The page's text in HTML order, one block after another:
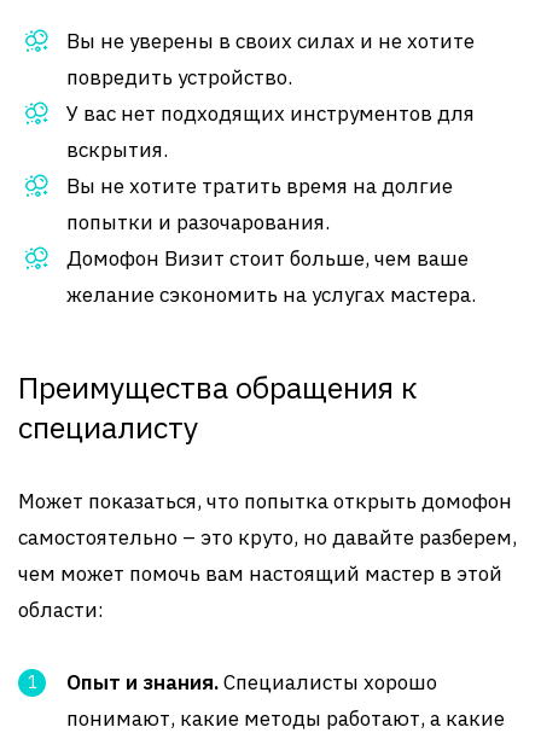
Вы не уверены в своих силах и не хотите
повредить устройство.
У вас нет подходящих инструментов для
вскрытия.
Вы не хотите тратить время на долгие
попытки и разочарования.
Домофон Визит стоит больше, чем ваше
желание сэкономить на услугах мастера.
Преимущества обращения к
специалисту
Может показаться, что попытка открыть домофон
самостоятельно – это круто, но давайте разберем,
чем может помочь вам настоящий мастер в этой
области:
Опыт и знания.Специалисты хорошо
понимают, какие методы работают, а какие